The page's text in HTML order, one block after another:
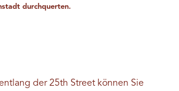
durchquerten.
der 25th Street können Sie